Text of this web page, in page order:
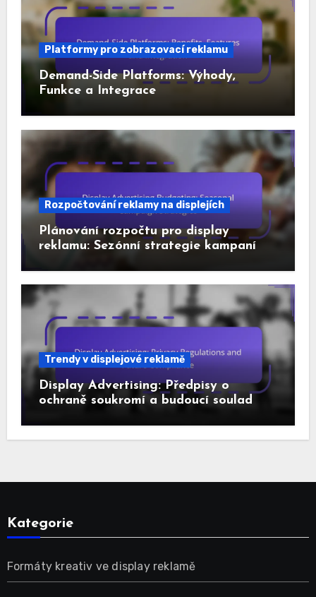
Platformy pro zobrazovací reklamu
Demand-Side Platforms: Výhody,
Funkce a Integrace
Rozpočtování reklamy na displejích
Plánování rozpočtu pro display
reklamu: Sezónní strategie kampaní
Trendy v displejové reklamě
Display Advertising: Předpisy o
ochraně soukromí a budoucí soulad
Kategorie
Formáty kreativ ve display reklamě